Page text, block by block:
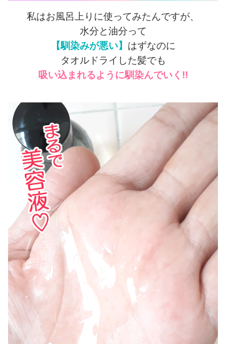
私はお風呂上りに使ってみたんですが、
水分と油分って
【馴染みが悪い】 はずなのに
タオルドライした髪でも
吸い込まれるように馴染んでいく!!